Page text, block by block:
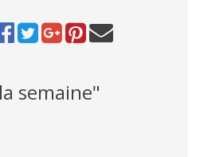
semaine"